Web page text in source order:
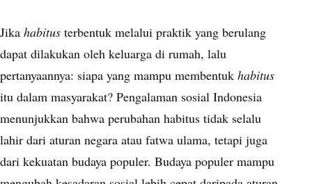
Jika habitus terbentuk melalui praktik yang berulang
dapat dilakukan oleh keluarga di rumah, lalu
pertanyaannya: siapa yang mampu membentuk habitus
itu dalam masyarakat? Pengalaman sosial Indonesia
menunjukkan bahwa perubahan habitus tidak selalu
lahir dari aturan negara atau fatwa ulama, tetapi juga
dari kekuatan budaya populer. Budaya populer mampu